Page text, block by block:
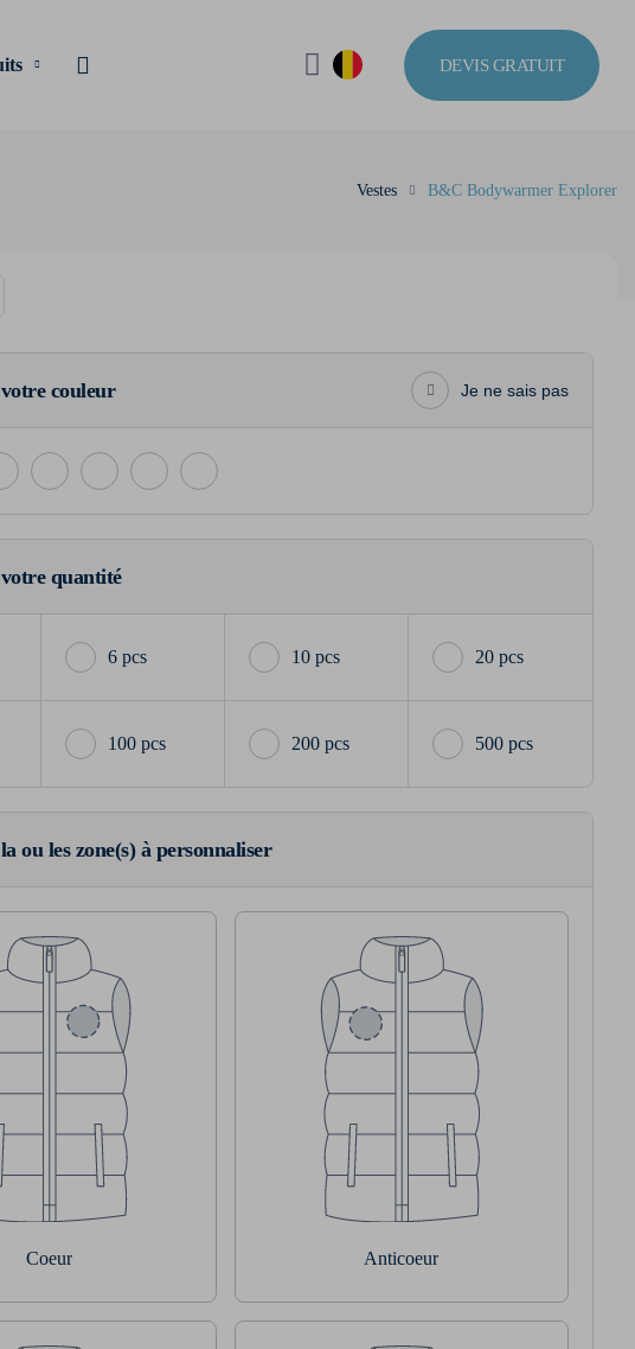
DEVIS GRATUIT
Vestes B&C Bodywarmer Explorer
couleur Je ne sais pas
votre quantité
6 pcs 10 pcs 20 pcs
100 pcs 200 pcs 500 pcs
ou les zone(s) à personnaliser
Coeur Anticoeur